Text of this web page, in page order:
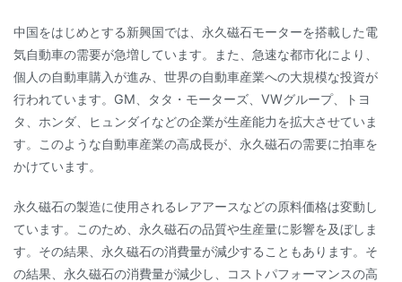
中国をはじめとする新興国では、永久磁石モーターを搭載した電
気自動車の需要が急増しています。また、急速な都市化により、
個人の自動車購入が進み、世界の自動車産業への大規模な投資が
行われています。GM、タタ・モーターズ、VWグループ、トヨ
タ、ホンダ、ヒュンダイなどの企業が生産能力を拡大させていま
す。このような自動車産業の高成長が、永久磁石の需要に拍車を
かけています。
永久磁石の製造に使用されるレアアースなどの原料価格は変動し
ています。このため、永久磁石の品質や生産量に影響を及ぼしま
す。その結果、永久磁石の消費量が減少することもあります。そ
の結果、永久磁石の消費量が減少し、コストパフォーマンスの高